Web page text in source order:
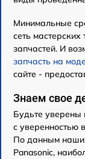
Минимальные
сеть
запчастей. И
запчасть на
сайте -
Знаем свое
Будьте уверены
с уверенностью
По данным
Panasonic,